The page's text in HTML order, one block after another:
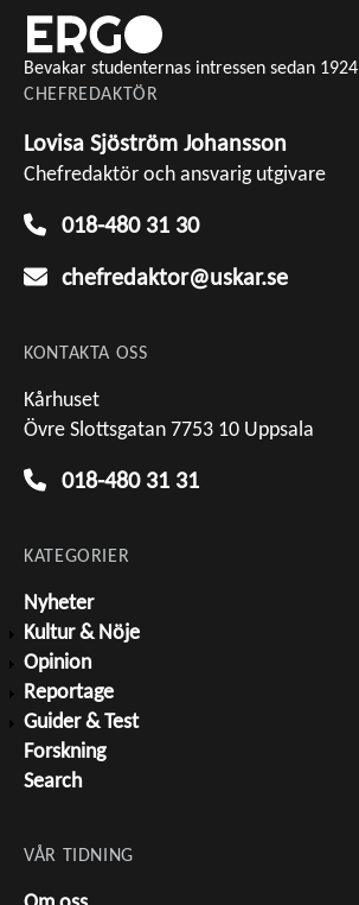
Bevakar studenternas intressen sedan 1924
CHEFREDAKTÖR
Lovisa Sjöström Johansson
Chefredaktör och ansvarig utgivare
018-480 31 30
chefredaktor@uskar.se
KONTAKTA OSS
Kårhuset
Övre Slottsgatan 7753 10 Uppsala
018-480 31 31
KATEGORIER
Nyheter
Kultur & Nöje
Opinion
Reportage
Guider & Test
Forskning
Search
VÅR TIDNING